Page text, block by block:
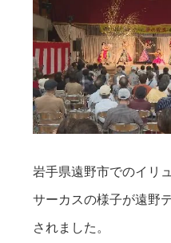
岩手県遠野市でのイリ
サーカスの様子が遠野
されました。